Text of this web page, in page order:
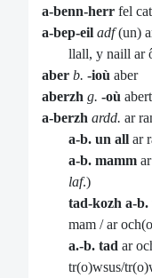
a-benn-herr fel
a-bep-eil adf(un)
llall, y naill ar
aber b. -ioù aber
aberzh g. -où
a-berzh ardd. ar
a-b. un all ar
a-b. mamm
laf.)
tad-kozh a-b.
mam / ar
a.-b. tad ar
tr(o)wsus/